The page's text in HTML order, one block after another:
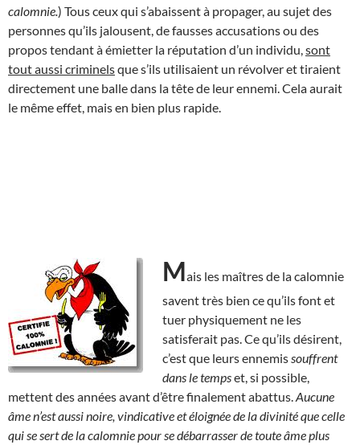
calomnie.) Tous ceux qui s’abaissent à propager, au sujet des
personnes qu’ils jalousent, de fausses accusations ou des
propos tendant à émietter la réputation d’un individu, sont
tout aussi criminelsque s’ils utilisaient un révolver et tiraient
directement une balle dans la tête de leur ennemi. Cela aurait
le même effet, mais en bien plus rapide.
Mais les maîtres de la calomnie
savent très bien ce qu’ils font et
tuer physiquement ne les
satisferait pas. Ce qu’ils désirent,
c’est que leurs ennemis souffrent
dans le tempset, si possible,
mettent des années avant d’être finalement abattus. Aucune
âme n’est aussi noire, vindicative et éloignée de la divinité que celle
qui se sert de la calomnie pour se débarrasser de toute âme plus